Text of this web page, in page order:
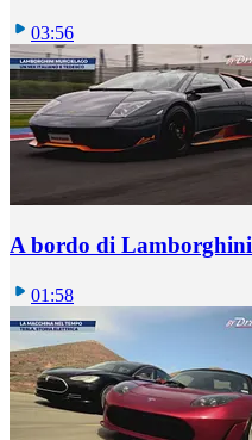
03:56
A bordo di
01:58